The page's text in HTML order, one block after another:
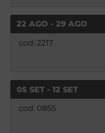
22 AGO - 29 AGO
cod: 2217
05 SET - 12 SET
cod: 0855